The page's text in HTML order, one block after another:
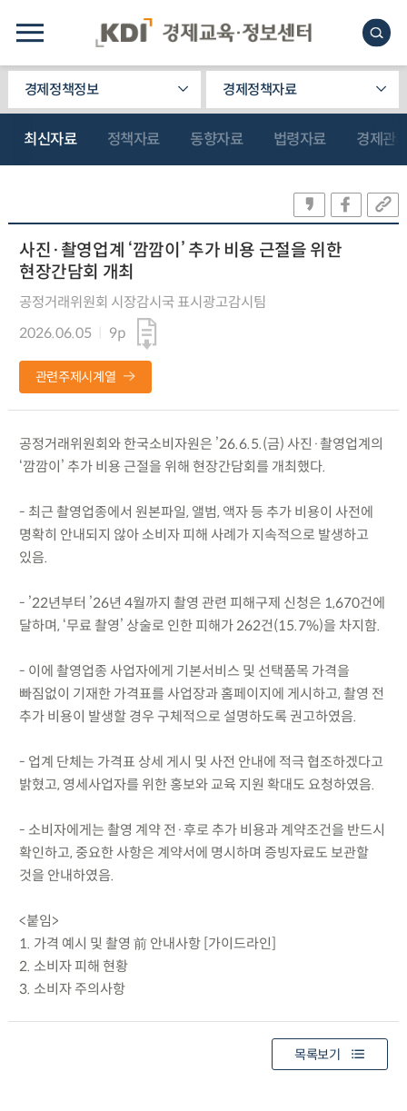
경제정책정보 경제정책자료
최신자료 정책자료 동향자료 법령자료 경제관
사진·촬영업계 ‘깜깜이’ 추가 비용 근절을 위한
현장간담회 개최
공정거래위원회 시장감시국 표시광고감시팀
2026.06.05
9p
관련주제시계열
공정거래위원회와 한국소비자원은 ’26.6.5.(금) 사진·촬영업계의
‘깜깜이’ 추가 비용 근절을 위해 현장간담회를 개최했다.
- 최근 촬영업종에서 원본파일, 앨범, 액자 등 추가 비용이 사전에
명확히 안내되지 않아 소비자 피해 사례가 지속적으로 발생하고
있음.
- ’22년부터 ’26년 4월까지 촬영 관련 피해구제 신청은 1,670건에
달하며, ‘무료 촬영’ 상술로 인한 피해가 262건(15.7%)을 차지함.
- 이에 촬영업종 사업자에게 기본서비스 및 선택품목 가격을
빠짐없이 기재한 가격표를 사업장과 홈페이지에 게시하고, 촬영 전
추가 비용이 발생할 경우 구체적으로 설명하도록 권고하였음.
- 업계 단체는 가격표 상세 게시 및 사전 안내에 적극 협조하겠다고
밝혔고, 영세사업자를 위한 홍보와 교육 지원 확대도 요청하였음.
- 소비자에게는 촬영 계약 전·후로 추가 비용과 계약조건을 반드시
확인하고, 중요한 사항은 계약서에 명시하며 증빙자료도 보관할
것을 안내하였음.
<붙임>
1. 가격 예시 및 촬영 前 안내사항 [가이드라인]
2. 소비자 피해 현황
3. 소비자 주의사항
목록보기